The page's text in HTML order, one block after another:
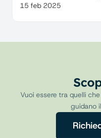
15 feb 2025
Vuoi essere tra quelli
guidano